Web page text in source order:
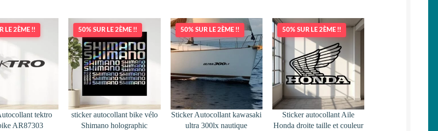
LE 2ÈME !!
tektro
AR87303
50% SUR LE 2ÈME !!
sticker autocollant bike vélo
Shimano holographic
50% SUR LE 2ÈME !!
Sticker Autocollant kawasaki
ultra 300lx nautique
50% SUR LE 2ÈME !!
Sticker autocollant Aile
Honda droite taille et couleur